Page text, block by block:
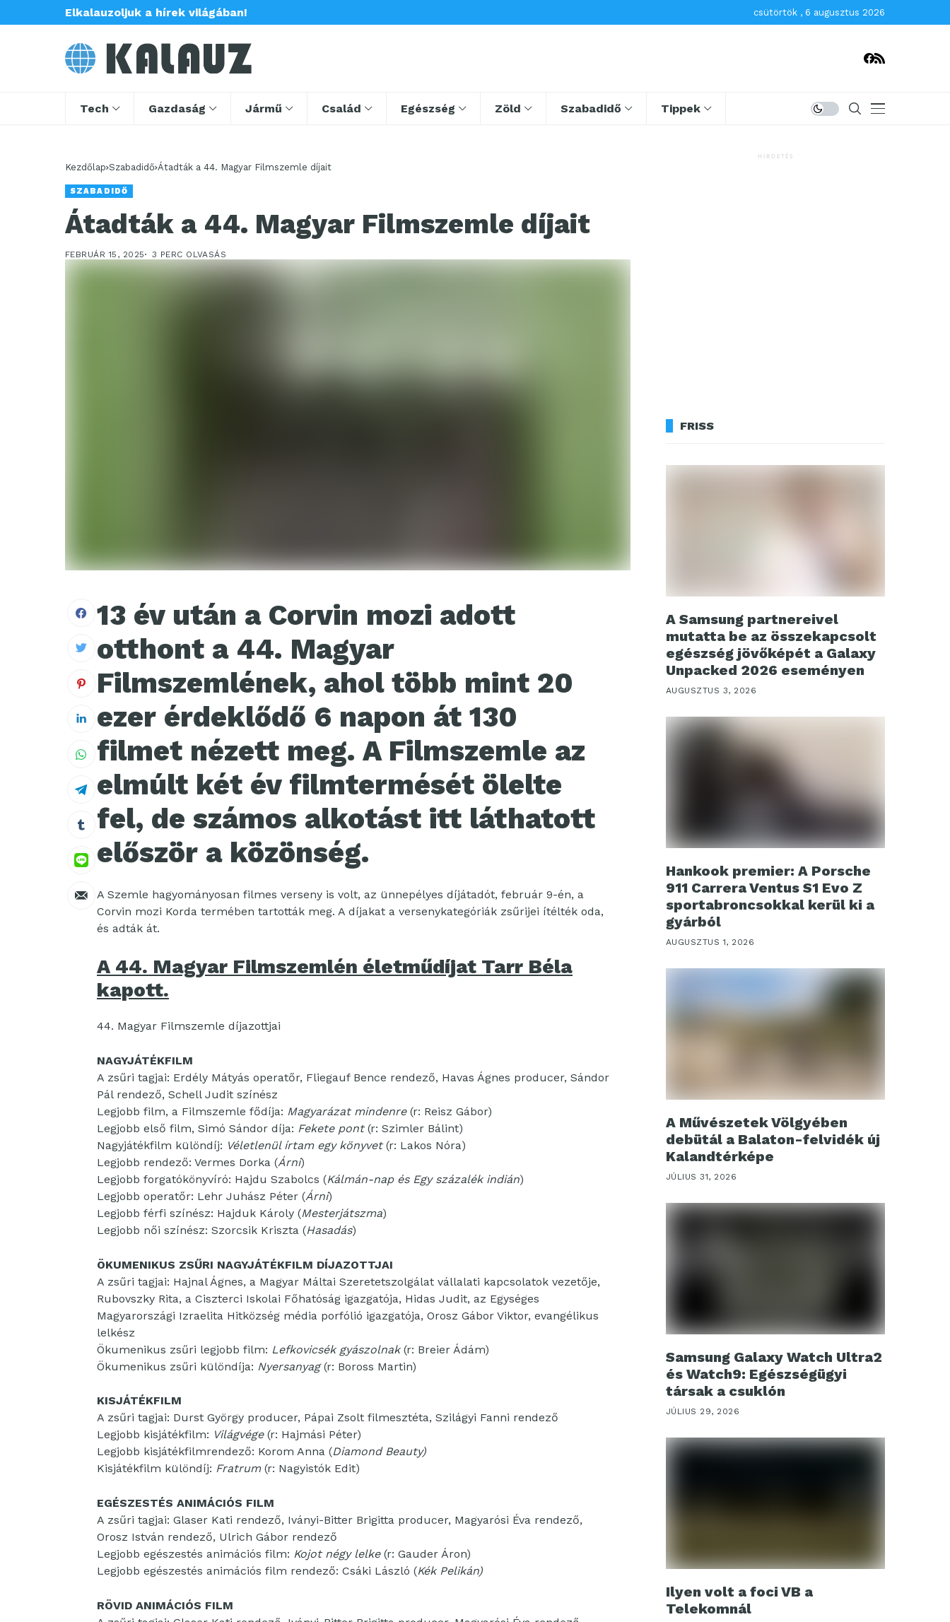
Elkalauzoljuk a hírek világában! csütörtök , 6 augusztus 2026
Tech Gazdaság Jármű Család Egészség Zöld Szabadidő Tippek
Kezdőlap Szabadidő Átadták a 44. Magyar Filmszemle díjait
SZABADIDŐ
Átadták a 44. Magyar Filmszemle díjait
FEBRUÁR 15, 2025 3 PERC OLVASÁS
13 év után a Corvin mozi adott
otthont a 44. Magyar
Filmszemlének, ahol több mint 20
ezer érdeklődő 6 napon át 130
filmet nézett meg. A Filmszemle az
elmúlt két év filmtermését ölelte
fel, de számos alkotást itt láthatott
először a közönség.
A Szemle hagyományosan filmes verseny is volt, az ünnepélyes díjátadót, február 9-én, a
Corvin mozi Korda termében tartották meg. A díjakat a versenykategóriák zsűrijei ítélték oda,
és adták át.
A 44. Magyar Filmszemlén életműdíjat Tarr Béla
kapott.
44. Magyar Filmszemle díjazottjai
NAGYJÁTÉKFILM
A zsűri tagjai: Erdély Mátyás operatőr, Fliegauf Bence rendező, Havas Ágnes producer, Sándor
Pál rendező, Schell Judit színész
Legjobb film, a Filmszemle fődíja: Magyarázat mindenre(r: Reisz Gábor)
Legjobb első film, Simó Sándor díja: Fekete pont(r: Szimler Bálint)
Nagyjátékfilm különdíj: Véletlenül írtam egy könyvet(r: Lakos Nóra)
Legjobb rendező: Vermes Dorka (Árni)
Legjobb forgatókönyvíró: Hajdu Szabolcs (Kálmán-nap és Egy százalék indián)
Legjobb operatőr: Lehr Juhász Péter (Árni)
Legjobb férfi színész: Hajduk Károly (Mesterjátszma)
Legjobb női színész: Szorcsik Kriszta (Hasadás)
ÖKUMENIKUS ZSŰRI NAGYJÁTÉKFILM DÍJAZOTTJAI
A zsűri tagjai: Hajnal Ágnes, a Magyar Máltai Szeretetszolgálat vállalati kapcsolatok vezetője,
Rubovszky Rita, a Ciszterci Iskolai Főhatóság igazgatója, Hidas Judit, az Egységes
Magyarországi Izraelita Hitközség média porfólió igazgatója, Orosz Gábor Viktor, evangélikus
lelkész
Ökumenikus zsűri legjobb film: Lefkovicsék gyászolnak(r: Breier Ádám)
Ökumenikus zsűri különdíja: Nyersanyag(r: Boross Martin)
KISJÁTÉKFILM
A zsűri tagjai: Durst György producer, Pápai Zsolt filmesztéta, Szilágyi Fanni rendező
Legjobb kisjátékfilm: Világvége(r: Hajmási Péter)
Legjobb kisjátékfilmrendező: Korom Anna (Diamond Beauty)
Kisjátékfilm különdíj: Fratrum(r: Nagyistók Edit)
EGÉSZESTÉS ANIMÁCIÓS FILM
A zsűri tagjai: Glaser Kati rendező, Iványi-Bitter Brigitta producer, Magyarósi Éva rendező,
Orosz István rendező, Ulrich Gábor rendező
Legjobb egészestés animációs film: Kojot négy lelke(r: Gauder Áron)
Legjobb egészestés animációs film rendező: Csáki László (Kék Pelikán)
RÖVID ANIMÁCIÓS FILM
HIRDETÉS
FRISS
A Samsung partnereivel
mutatta be az összekapcsolt
egészség jövőképét a Galaxy
Unpacked 2026 eseményen
AUGUSZTUS 3, 2026
Hankook premier: A Porsche
911 Carrera Ventus S1 Evo Z
sportabroncsokkal kerül ki a
gyárból
AUGUSZTUS 1, 2026
A Művészetek Völgyében
debütál a Balaton-felvidék új
Kalandtérképe
JÚLIUS 31, 2026
Samsung Galaxy Watch Ultra2
és Watch9: Egészségügyi
társak a csuklón
JÚLIUS 29, 2026
Ilyen volt a foci VB a
Telekomnál